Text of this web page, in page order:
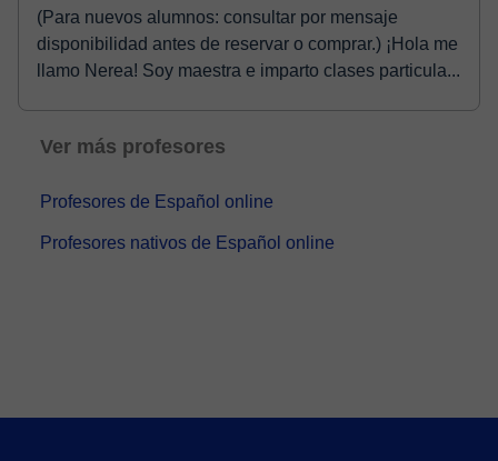
(Para nuevos alumnos: consultar por mensaje
disponibilidad antes de reservar o comprar.) ¡Hola me
llamo Nerea! Soy maestra e imparto clases particula...
Ver más profesores
Profesores de Español online
Profesores nativos de Español online